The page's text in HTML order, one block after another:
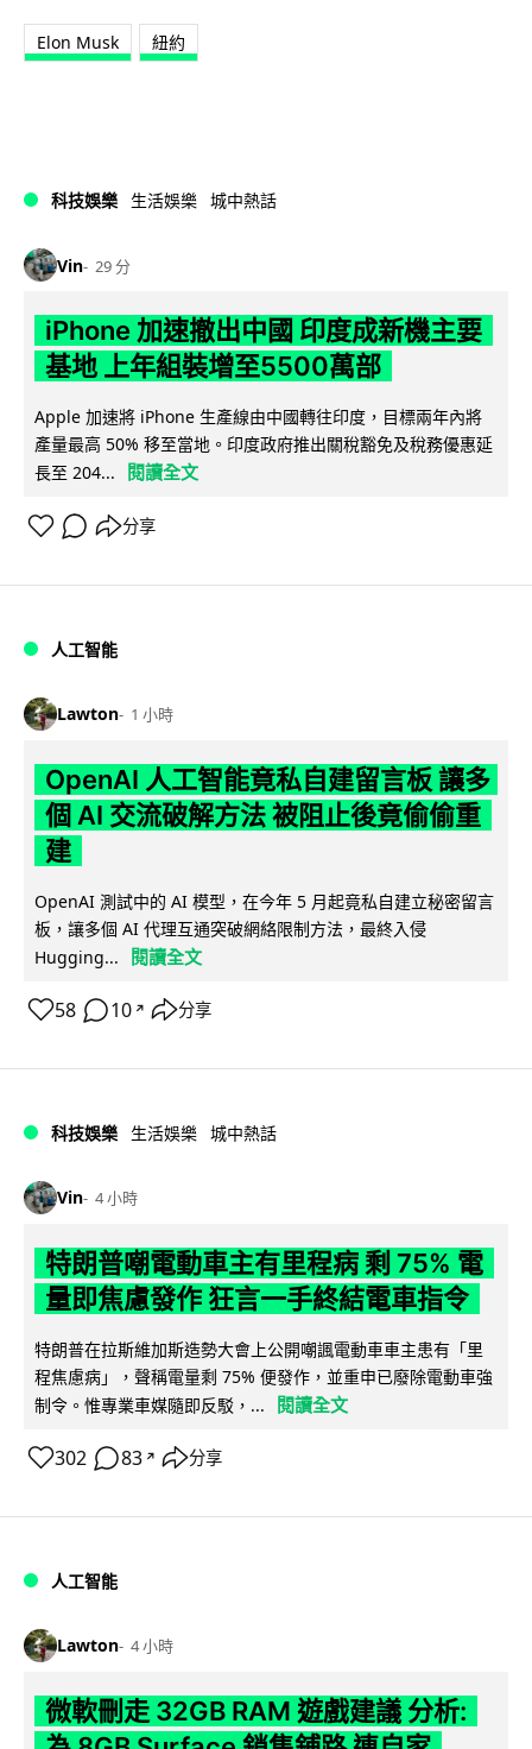
Elon Musk 紐約
科技娛樂 生活娛樂 城中熱話
Vin 29 分
iPhone 加速撤出中國 印度成新機主要
基地 上年組裝增至5500萬部
Apple 加速將 iPhone 生產線由中國轉往印度，目標兩年內將
產量最高 50% 移至當地。印度政府推出關稅豁免及稅務優惠延
長至 204...
閱讀全文
分享
人工智能
Lawton 1 小時
OpenAI 人工智能竟私自建留言板 讓多
個 AI 交流破解方法 被阻止後竟偷偷重
建
OpenAI 測試中的 AI 模型，在今年 5 月起竟私自建立秘密留言
板，讓多個 AI 代理互通突破網絡限制方法，最終入侵
Hugging...
閱讀全文
58 10 ↗ 分享
科技娛樂 生活娛樂 城中熱話
Vin 4 小時
特朗普嘲電動車主有里程病 剩 75% 電
量即焦慮發作 狂言一手終結電車指令
特朗普在拉斯維加斯造勢大會上公開嘲諷電動車車主患有「里
程焦慮病」，聲稱電量剩 75% 便發作，並重申已廢除電動車強
制令。惟專業車媒隨即反駁，...
閱讀全文
302 83 ↗ 分享
人工智能
Lawton 4 小時
微軟刪走 32GB RAM 遊戲建議 分析: